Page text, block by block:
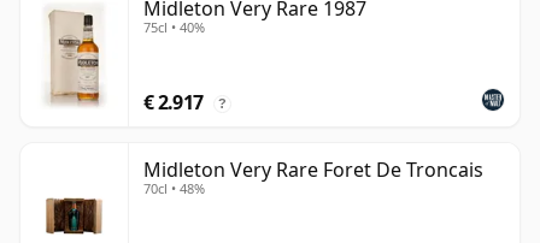
Midleton Very Rare 1987
75cl • 40%
€ 2.917 ?
Midleton Very Rare Foret De Troncais
70cl • 48%